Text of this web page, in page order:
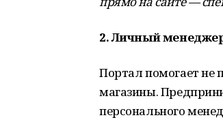
2. Личный
Портал помогает не
магазины.
персонального